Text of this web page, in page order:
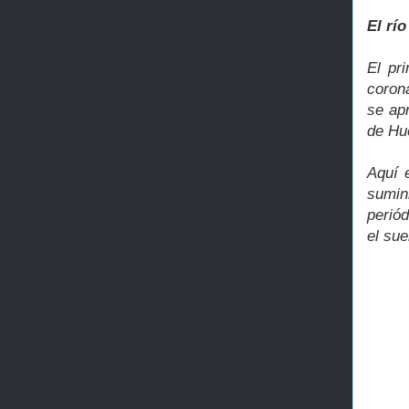
El río
El
se
de
Aquí
el